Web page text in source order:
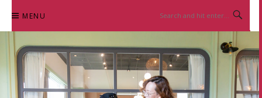
content
MENU